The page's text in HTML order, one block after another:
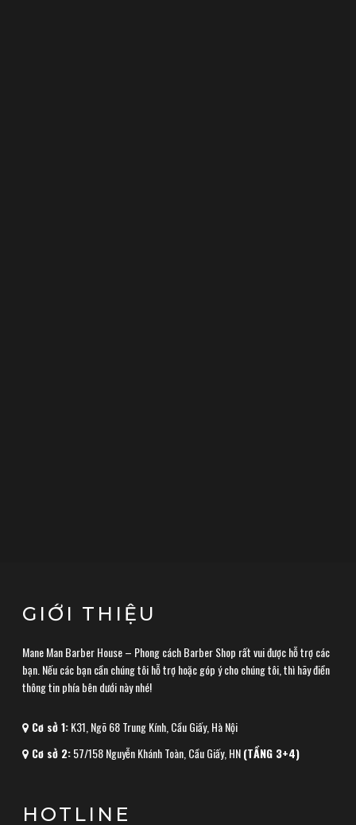
GIỚI THIỆU
Mane Man Barber House – Phong cách Barber Shop rất vui được hỗ trợ các
bạn. Nếu các bạn cần chúng tôi hỗ trợ hoặc góp ý cho chúng tôi, thì hãy điền
thông tin phía bên dưới này nhé!
Cơ sở 1:K31, Ngõ 68 Trung Kính, Cầu Giấy, Hà Nội
Cơ sở 2:57/158 Nguyễn Khánh Toàn, Cầu Giấy, HN(TẦNG 3+4)
HOTLINE